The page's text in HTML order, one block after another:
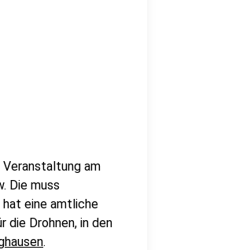
am
Die muss
eine amtliche
die Drohnen, in den
.